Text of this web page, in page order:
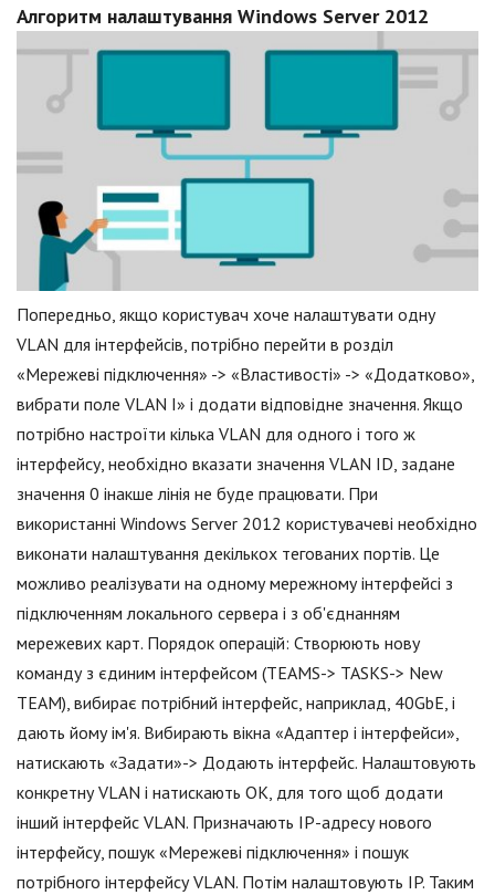
Алгоритм налаштування Windows Server 2012
Попередньо, якщо користувач хоче налаштувати одну
VLAN для інтерфейсів, потрібно перейти в розділ
«Мережеві підключення» -> «Властивості» -> «Додатково»,
вибрати поле VLAN I» і додати відповідне значення. Якщо
потрібно настроїти кілька VLAN для одного і того ж
інтерфейсу, необхідно вказати значення VLAN ID, задане
значення 0 інакше лінія не буде працювати. При
використанні Windows Server 2012 користувачеві необхідно
виконати налаштування декількох тегованих портів. Це
можливо реалізувати на одному мережному інтерфейсі з
підключенням локального сервера і з об'єднанням
мережевих карт. Порядок операцій: Створюють нову
команду з єдиним інтерфейсом (TEAMS-> TASKS-> New
TEAM), вибирає потрібний інтерфейс, наприклад, 40GbE, і
дають йому ім'я. Вибирають вікна «Адаптер і інтерфейси»,
натискають «Задати»-> Додають інтерфейс. Налаштовують
конкретну VLAN і натискають ОК, для того щоб додати
інший інтерфейс VLAN. Призначають IP-адресу нового
інтерфейсу, пошук «Мережеві підключення» і пошук
потрібного інтерфейсу VLAN. Потім налаштовують IP. Таким